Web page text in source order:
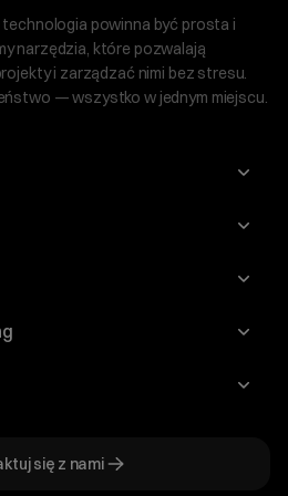
powinna być prosta i
narzędzia, które pozwalają
i zarządzać nimi bez stresu.
— wszystko w jednym miejscu.
się z nami